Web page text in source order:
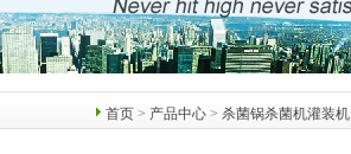
首页 > 产品中心 > 杀菌锅杀菌机灌装机